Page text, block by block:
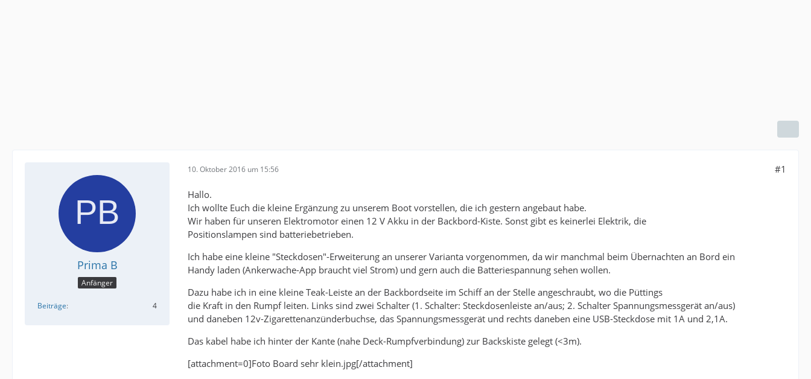
Prima B
Anfänger
Beiträge 4
10. Oktober 2016 um 15:56 #1
Hallo.
Ich wollte Euch die kleine Ergänzung zu unserem Boot vorstellen, die ich gestern angebaut habe.
Wir haben für unseren Elektromotor einen 12 V Akku in der Backbord-Kiste. Sonst gibt es keinerlei Elektrik, die
Positionslampen sind batteriebetrieben.
Ich habe eine kleine "Steckdosen"-Erweiterung an unserer Varianta vorgenommen, da wir manchmal beim Übernachten an Bord ein
Handy laden (Ankerwache-App braucht viel Strom) und gern auch die Batteriespannung sehen wollen.
Dazu habe ich in eine kleine Teak-Leiste an der Backbordseite im Schiff an der Stelle angeschraubt, wo die Püttings
die Kraft in den Rumpf leiten. Links sind zwei Schalter (1. Schalter: Steckdosenleiste an/aus; 2. Schalter Spannungsmessgerät an/aus)
und daneben 12v-Zigarettenanzünderbuchse, das Spannungsmessgerät und rechts daneben eine USB-Steckdose mit 1A und 2,1A.
Das kabel habe ich hinter der Kante (nahe Deck-Rumpfverbindung) zur Backskiste gelegt (<3m).
[attachment=0]Foto Board sehr klein.jpg[/attachment]